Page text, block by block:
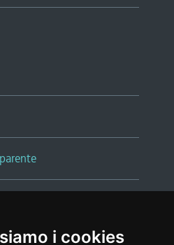
i cookies